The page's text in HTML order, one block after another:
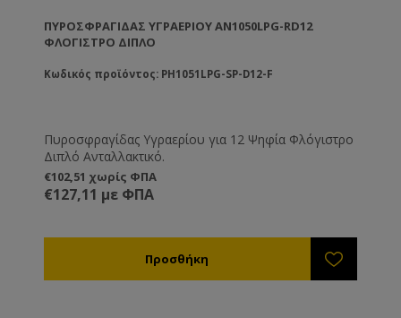
ΠΥΡΟΣΦΡΑΓΊΔΑΣ ΥΓΡΑΕΡΊΟΥ AN1050LPG-RD12
ΦΛΌΓΙΣΤΡΟ ΔΙΠΛΌ
Κωδικός προϊόντος: PH1051LPG-SP-D12-F
Πυροσφραγίδας Υγραερίου για 12 Ψηφία Φλόγιστρο
Διπλό Ανταλλακτικό.
€102,51 χωρίς ΦΠΑ
€127,11 με ΦΠΑ